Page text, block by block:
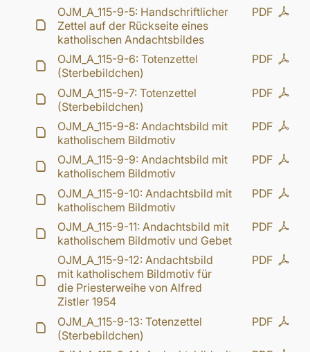
PDF
OJM_A_115-9-5: Handschriftlicher
Zettel auf der Rückseite eines
katholischen Andachtsbildes
PDF
OJM_A_115-9-6: Totenzettel
(Sterbebildchen)
PDF
OJM_A_115-9-7: Totenzettel
(Sterbebildchen)
PDF
OJM_A_115-9-8: Andachtsbild mit
katholischem Bildmotiv
PDF
OJM_A_115-9-9: Andachtsbild mit
katholischem Bildmotiv
PDF
OJM_A_115-9-10: Andachtsbild mit
katholischem Bildmotiv
PDF
OJM_A_115-9-11: Andachtsbild mit
katholischem Bildmotiv und Gebet
PDF
OJM_A_115-9-12: Andachtsbild
mit katholischem Bildmotiv für
die Priesterweihe von Alfred
Zistler 1954
PDF
OJM_A_115-9-13: Totenzettel
(Sterbebildchen)